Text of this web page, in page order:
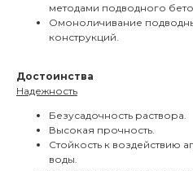
методами подводного
Омоноличивание
конструкций.
Достоинства
Надежность
Безусадочность раствора.
Высокая прочность.
Стойкость к воздействию
воды.